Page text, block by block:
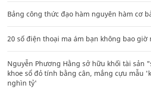
Bảng công thức đạo hàm nguyên hàm cơ
20 số điện thoại ma ám bạn không bao giờ
Nguyễn Phương Hằng sở hữu khối tài sản
khoe sổ đỏ tính bằng cân, mắng cựu mẫu
nghìn tỷ'